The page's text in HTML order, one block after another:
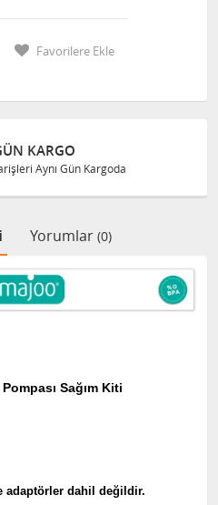
PinterestFavorilere Ekle
KARGO
Aynı Gün Kargoda
Yorumlar (0)
Sağım Kiti
adaptörler dahil değildir.